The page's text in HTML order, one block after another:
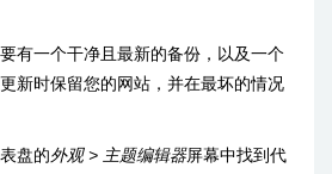
有一个干净且最新的备份，以及一个
新时保留您的网站，并在最坏的情况
盘的外观 > 主题编辑器屏幕中找到代